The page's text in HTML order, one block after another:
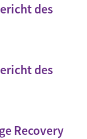
des
des
Recovery